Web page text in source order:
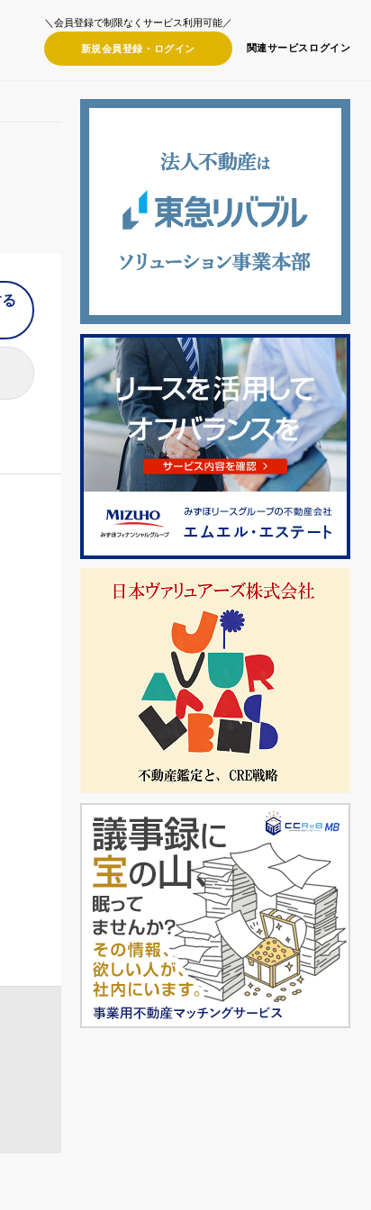
＼会員登録で制限なくサービス利用可能／
新規会員登録・ ログイン 関連サービス ログイン